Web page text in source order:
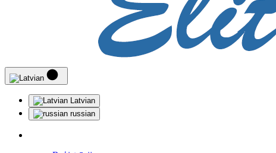
Latvian
russian